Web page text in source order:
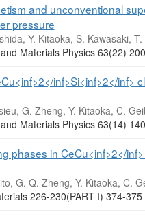
and unconventional
pressure
Y. Kitaoka, S. Kawasaki,
Materials Physics 63(22)
inf>Si<inf>2</inf>
G. Zheng, Y. Kitaoka, C.
Materials Physics 63(14)
phases in CeCu<inf>2</
G. Q. Zheng, Y. Kitaoka, C.
226-230(PART I) 374-